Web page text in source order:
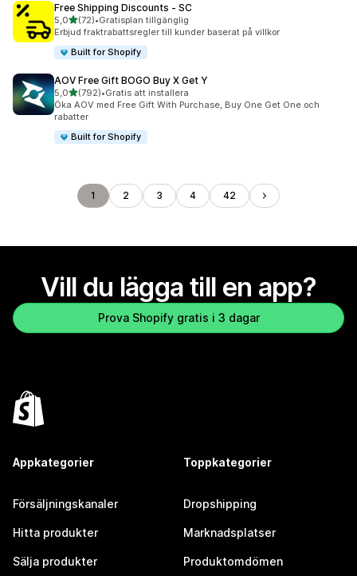
Free Shipping Discounts ‑ SC
5,0av 5 stjärnor
(72)
72 recensioner totalt
•Gratisplan tillgänglig
Erbjud fraktrabattsregler till kunder baserat på villkor
Built for Shopify
AOV Free Gift BOGO Buy X Get Y
5,0av 5 stjärnor
(792)
792 recensioner totalt
•Gratis att installera
Öka AOV med Free Gift With Purchase, Buy One Get One och
rabatter
Built for Shopify
1 2 3 4 42
Vill du lägga till en app?
Prova Shopify gratis i 3 dagar
Appkategorier
Försäljningskanaler
Hitta produkter
Sälja produkter
Toppkategorier
Dropshipping
Marknadsplatser
Produktomdömen